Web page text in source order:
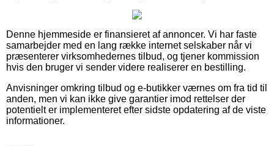
Denne hjemmeside er finansieret af annoncer. Vi har faste
samarbejder med en lang række internet selskaber når vi
præsenterer virksomhedernes tilbud, og tjener kommission
hvis den bruger vi sender videre realiserer en bestilling.
Anvisninger omkring tilbud og e-butikker værnes om fra tid til
anden, men vi kan ikke give garantier imod rettelser der
potentielt er implementeret efter sidste opdatering af de viste
informationer.